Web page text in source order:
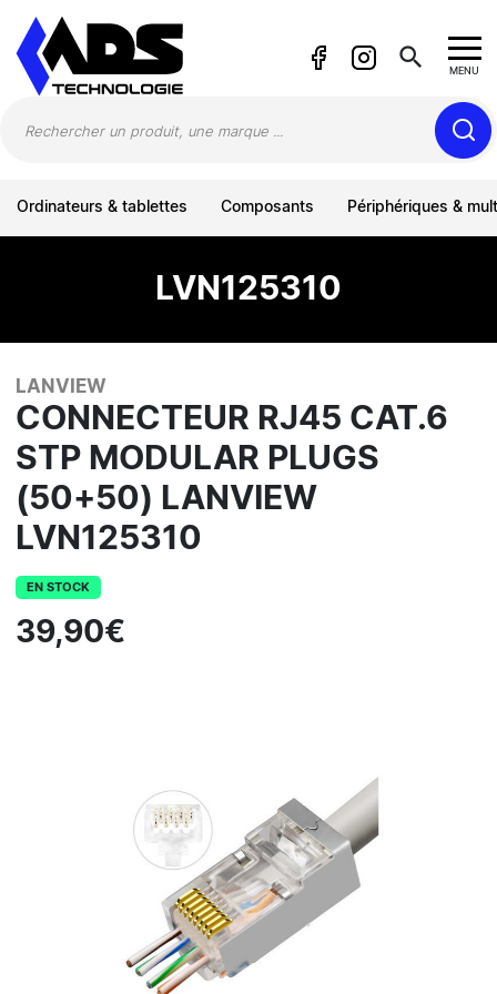
search MENU
Ordinateurs & tablettes Composants Périphériques &
LVN125310
LANVIEW
CONNECTEUR RJ45 CAT.6
STP MODULAR PLUGS
(50+50) LANVIEW
LVN125310
EN STOCK
39,90€